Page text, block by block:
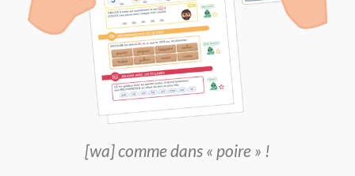
[wa] comme dans « poire » !